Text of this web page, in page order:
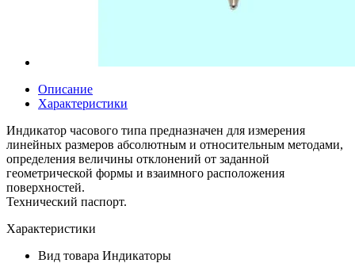
Описание
Характеристики
Индикатор часового типа предназначен для измерения
линейных размеров абсолютным и относительным методами,
определения величины отклонений от заданной
геометрической формы и взаимного расположения
поверхностей.
Технический паспорт.
Характеристики
Вид товара Индикаторы